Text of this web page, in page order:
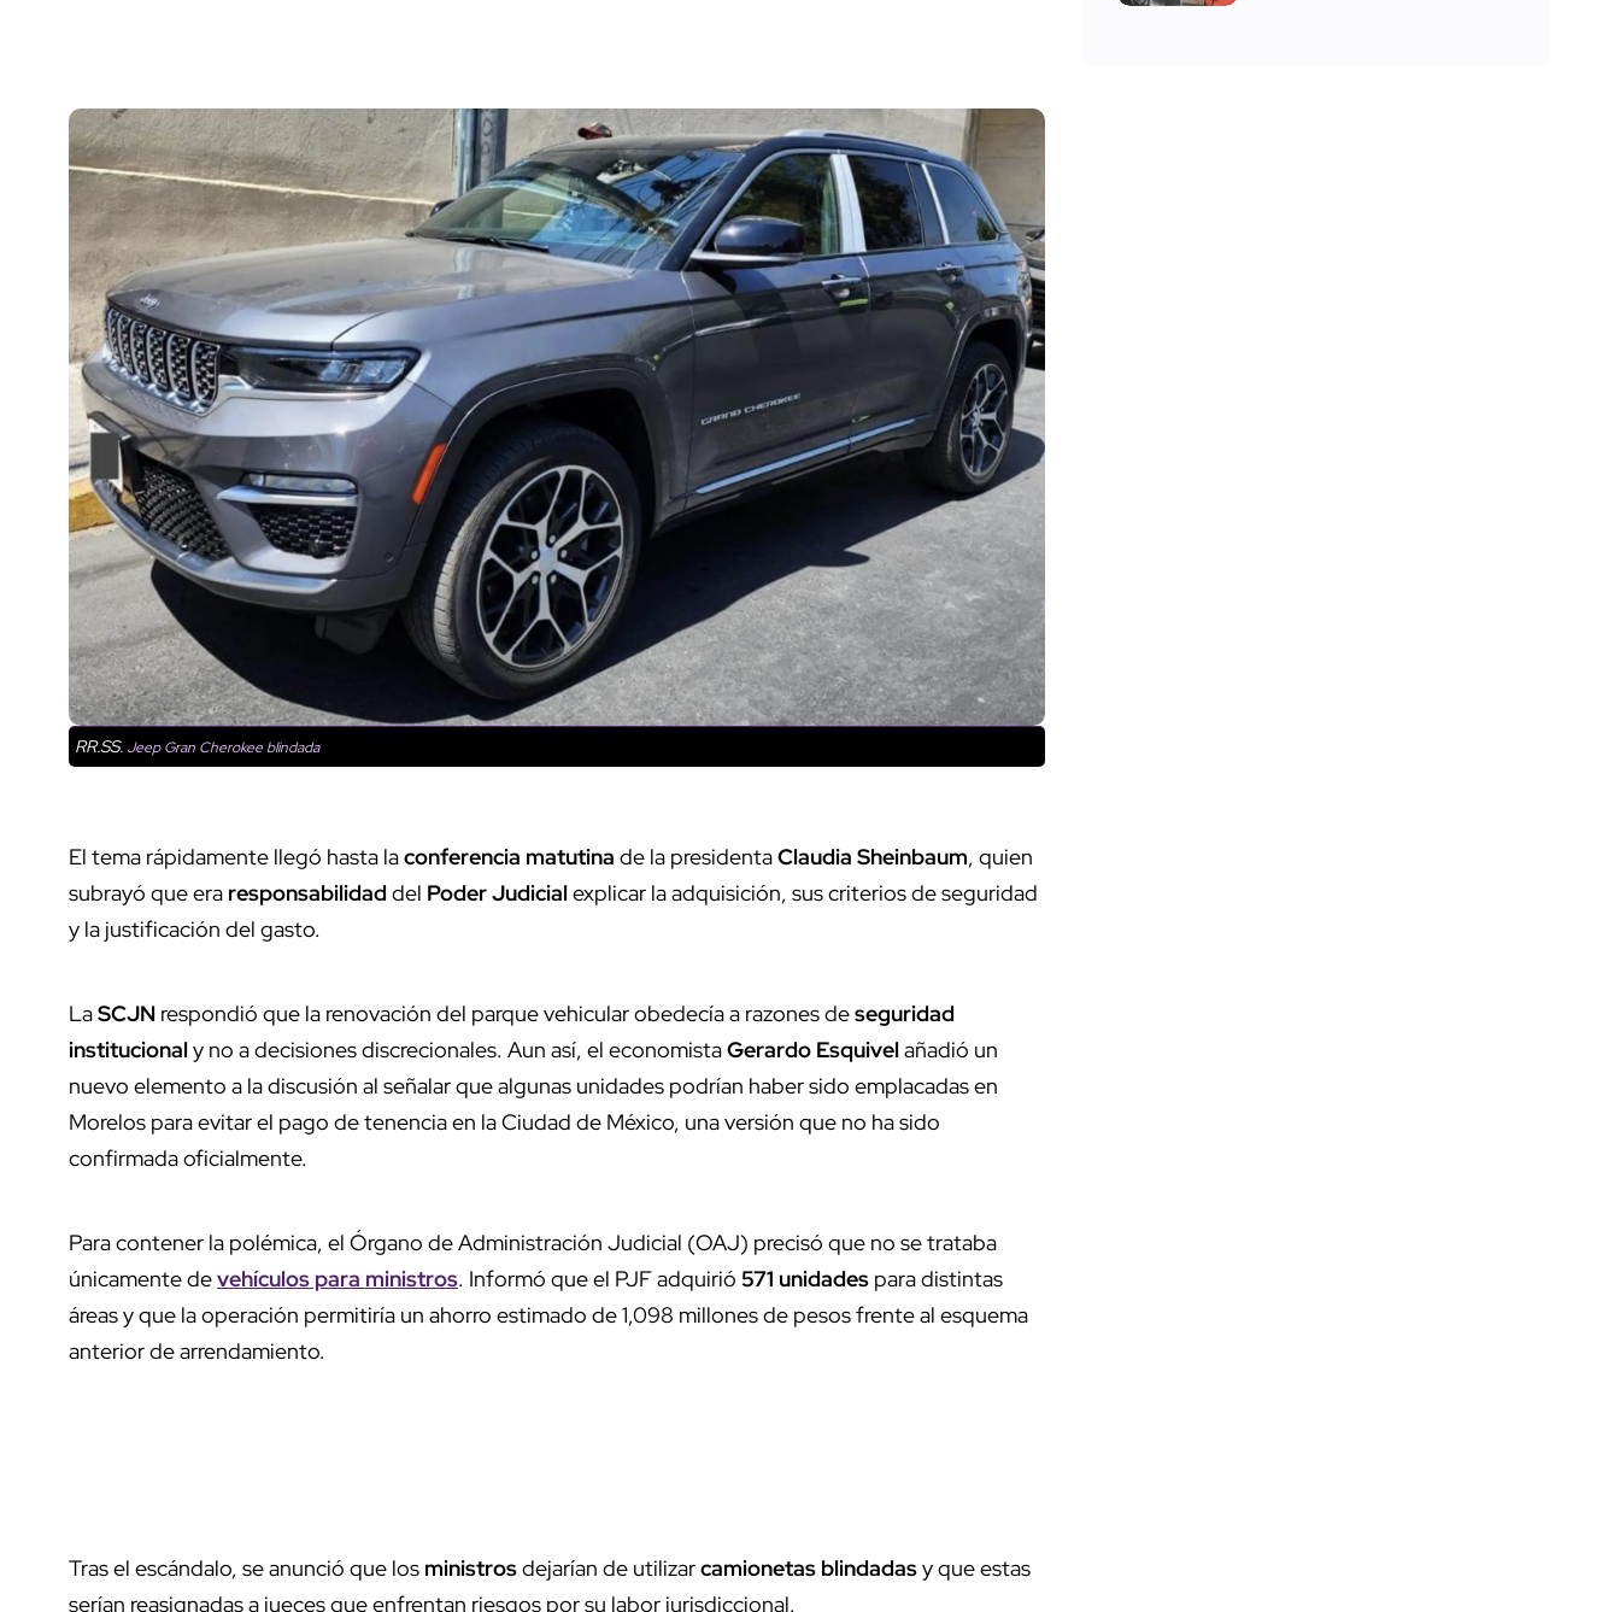
RR.SS.Jeep Gran Cherokee blindada
El tema rápidamente llegó hasta laconferencia matutina de la presidentaClaudia Sheinbaum, quien
subrayó que era responsabilidaddel Poder Judicialexplicar la adquisición, sus criterios de seguridad
y la justificación del gasto.
LaSCJN respondió que la renovación del parque vehicular obedecía a razones deseguridad
institucionaly no a decisiones discrecionales. Aun así, el economistaGerardo Esquivelañadió un
nuevo elemento a la discusión al señalar que algunas unidades podrían haber sido emplacadas en
Morelos para evitar el pago de tenencia en la Ciudad de México, una versión que no ha sido
confirmada oficialmente.
Para contener la polémica, el Órgano de Administración Judicial (OAJ) precisó que no se trataba
únicamente devehículos para ministros. Informó que el PJF adquirió 571 unidades para distintas
áreas y que la operación permitiría un ahorro estimado de 1,098 millones de pesos frente al esquema
anterior de arrendamiento.
Tras el escándalo, se anunció que los ministrosdejarían de utilizarcamionetas blindadasy que estas
serían reasignadas a jueces que enfrentan riesgos por su labor jurisdiccional.